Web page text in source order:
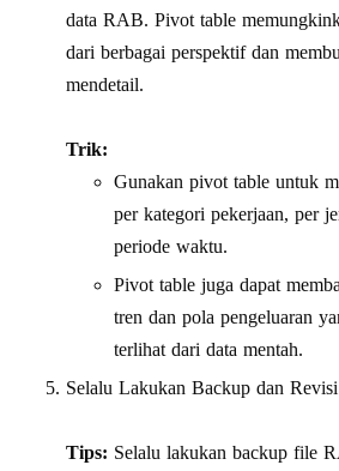
data RAB. Pivot table
dari berbagai perspektif dan
mendetail.
Trik:
Gunakan pivot table untuk
per kategori pekerjaan, per
periode waktu.
Pivot table juga dapat
tren dan pola pengeluaran
terlihat dari data mentah.
Selalu Lakukan Backup dan
Tips: Selalu lakukan backup file